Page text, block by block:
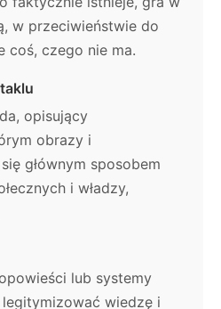
w przeciwieństwie do
coś, czego nie ma.
opisujący
obrazy i
głównym sposobem
i władzy,
lub systemy
wiedzę i